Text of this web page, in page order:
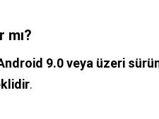
mı?
9.0 veya üzeri
.